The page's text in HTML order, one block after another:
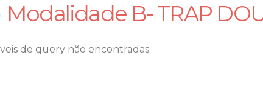
Modalidade B- TRAP
de query não encontradas.